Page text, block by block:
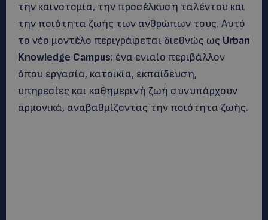
την καινοτομία, την προσέλκυση ταλέντου και
την ποιότητα ζωής των ανθρώπων τους. Αυτό
το νέο μοντέλο περιγράφεται διεθνώς ως Urban
Knowledge Campus: ένα ενιαίο περιβάλλον
όπου εργασία, κατοικία, εκπαίδευση,
υπηρεσίες και καθημερινή ζωή συνυπάρχουν
αρμονικά, αναβαθμίζοντας την ποιότητα ζωής.